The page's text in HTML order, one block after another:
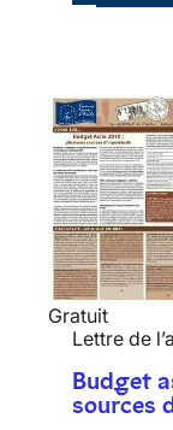
Gratuit
Lettre de
Budget
sources